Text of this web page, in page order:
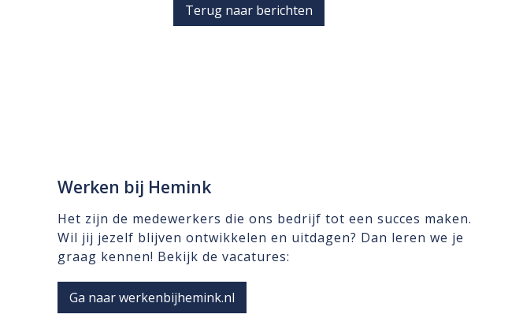
Terug naar berichten
Werken bij Hemink
Het zijn de medewerkers die ons bedrijf tot een succes maken.
Wil jij jezelf blijven ontwikkelen en uitdagen? Dan leren we je
graag kennen! Bekijk de vacatures:
Ga naar werkenbijhemink.nl